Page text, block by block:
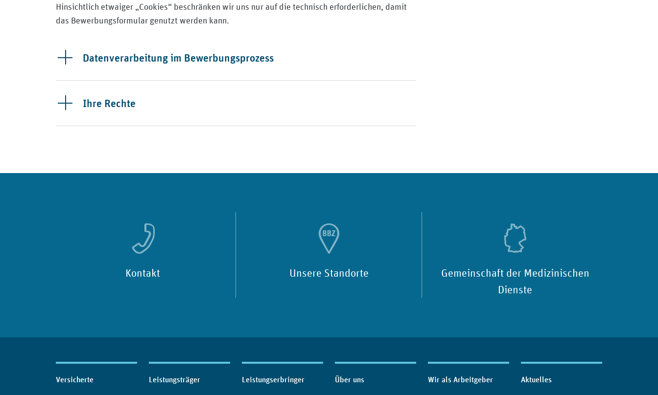
Hinsichtlich etwaiger „Cookies“ beschränken wir uns nur auf die technisch erforderlichen, damit
das Bewerbungsformular genutzt werden kann.
Datenverarbeitung im Bewerbungsprozess
Ihre Rechte
Kontakt Unsere Standorte
Gemeinschaft der Medizinischen
Dienste
Inhaltsübersicht
Versicherte Leistungsträger Leistungserbringer Über uns Wir als Arbeitgeber Aktuelles